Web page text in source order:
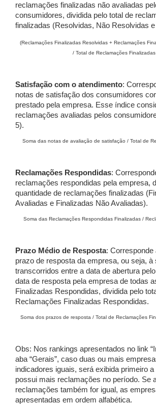
reclamações finalizadas não avaliadas
consumidores, dividida pelo total de
finalizadas (Resolvidas, Não Resolvidas
(Reclamações Finalizadas Resolvidas + Reclamações
/ Total de Reclamações Finalizadas
Satisfação com o atendimento:
notas de satisfação dos consumidores
prestado pela empresa. Esse índice
reclamações avaliadas pelos
5).
Soma das notas de avaliação de satisfação / Total de
Reclamações Respondidas:
reclamações respondidas pela empresa,
quantidade de reclamações finalizadas
Avaliadas e Finalizadas Não Avaliadas).
Soma das Reclamações Respondidas Finalizadas /
Prazo Médio de Resposta: Corresponde
prazo de resposta da empresa, ou seja, à
transcorridos entre a data de abertura
data de resposta pela empresa de todas
Finalizadas Respondidas, dividida pelo
Reclamações Finalizadas Respondidas.
Soma dos prazos de resposta / Total de Reclamações
Obs: Nos rankings apresentados no link
aba “Gerais”, caso duas ou mais
indicadores iguais, será exibida primeiro
possui mais reclamações no período. Se
reclamações também for igual, as
apresentadas em ordem alfabética.